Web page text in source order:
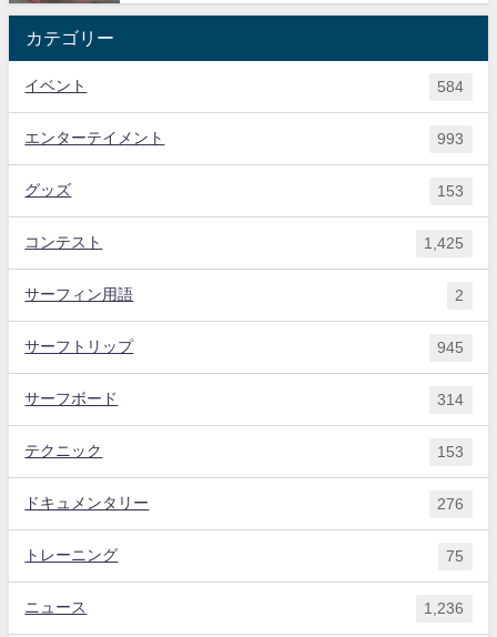
カテゴリー
イベント 584
エンターテイメント 993
グッズ 153
コンテスト 1,425
サーフィン用語 2
サーフトリップ 945
サーフボード 314
テクニック 153
ドキュメンタリー 276
トレーニング 75
ニュース 1,236